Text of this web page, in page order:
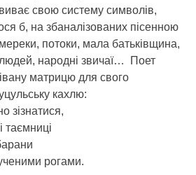
свою систему символів,
б, на збаналізованих пісенною
потоки, мала батьківщина,
народні звичаї… Поет
матрицю для свого
кахлю:
зізнатися,
таємниці
рогами.